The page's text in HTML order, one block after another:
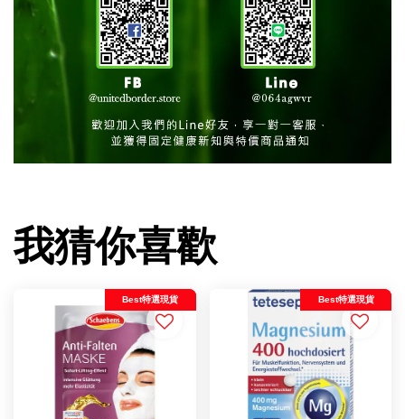
我猜你喜歡
Best特選現貨 Best特選現貨